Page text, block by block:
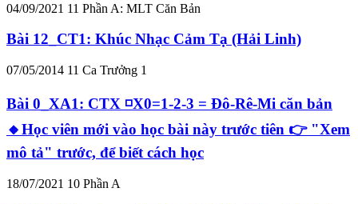
04/09/2021 11 Phần A: MLT Căn Bản
Bài 12_CT1: Khúc Nhạc Cảm Tạ (Hải Linh)
07/05/2014 11 Ca Trưởng 1
Bài 0_XA1: CTX ◽X0=1-2-3 = Đô-Rê-Mi căn bản
🔸Học viên mới vào học bài này trước tiên 👉 "Xem
mô tả" trước, để biết cách học
18/07/2021 10 Phần A